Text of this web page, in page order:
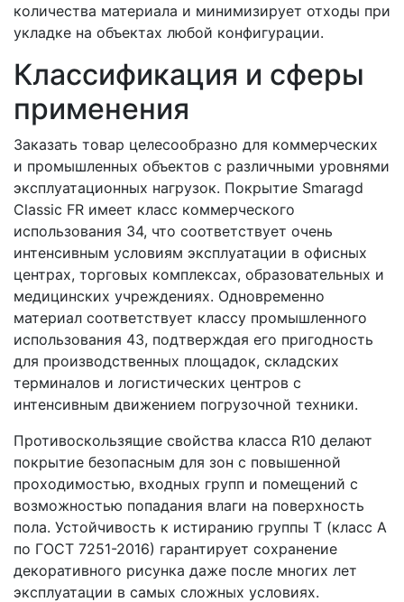
количества материала и минимизирует отходы при
укладке на объектах любой конфигурации.
Классификация и сферы
применения
Заказать товар целесообразно для коммерческих
и промышленных объектов с различными уровнями
эксплуатационных нагрузок. Покрытие Smaragd
Classic FR имеет класс коммерческого
использования 34, что соответствует очень
интенсивным условиям эксплуатации в офисных
центрах, торговых комплексах, образовательных и
медицинских учреждениях. Одновременно
материал соответствует классу промышленного
использования 43, подтверждая его пригодность
для производственных площадок, складских
терминалов и логистических центров с
интенсивным движением погрузочной техники.
Противоскользящие свойства класса R10 делают
покрытие безопасным для зон с повышенной
проходимостью, входных групп и помещений с
возможностью попадания влаги на поверхность
пола. Устойчивость к истиранию группы Т (класс А
по ГОСТ 7251-2016) гарантирует сохранение
декоративного рисунка даже после многих лет
эксплуатации в самых сложных условиях.